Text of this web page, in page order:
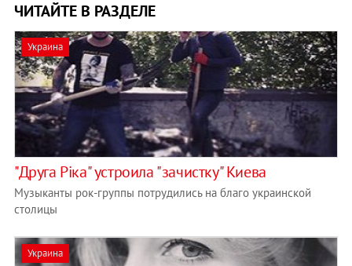
ЧИТАЙТЕ В РАЗДЕЛЕ
Украина
"Друга Рiка" устроила "зачистку" Киева
Музыканты рок-группы потрудились на благо украинской
столицы
Украина